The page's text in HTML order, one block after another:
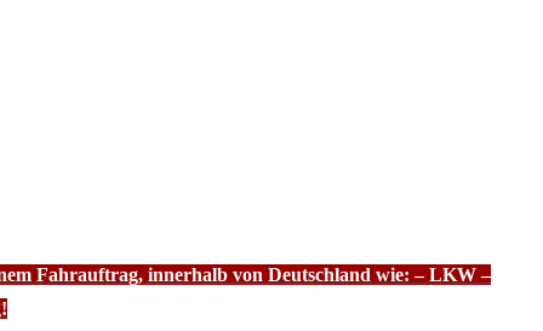
Fahrauftrag, innerhalb von Deutschland wie: – LKW –